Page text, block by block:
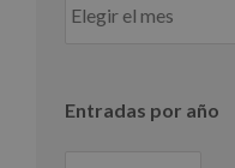
por
Entradas por año